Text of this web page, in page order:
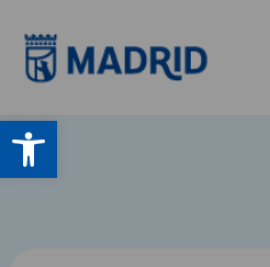
Abrir barra de
contenido